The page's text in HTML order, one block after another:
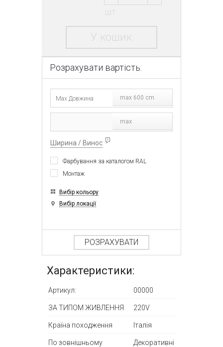
шт.
У кошик
Розрахувати вартість:
max 600 cm
max
Ширина / Винос
Фарбування за каталогом RAL
Монтаж
Вибір кольору
Вибір локації
РОЗРАХУВАТИ
Характеристики:
Артикул: 00000
ЗА ТИПОМ ЖИВЛЕННЯ 220V
Країна походження Італія
По зовнішньому
Декоративні